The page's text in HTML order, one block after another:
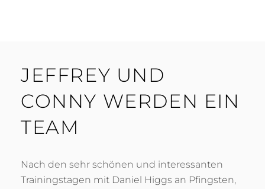
JEFFREY UND
CONNY WERDEN EIN
TEAM
Nach den sehr schönen und interessanten
Trainingstagen mit Daniel Higgs an Pfingsten,